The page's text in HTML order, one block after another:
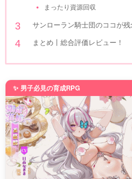
まったり資源回収
サンローラン騎士団のココが残
まとめ丨総合評価レビュー！
✨ 男子必見の育成RPG